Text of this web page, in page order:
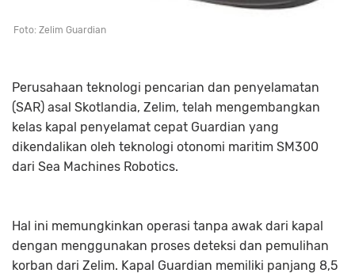
Foto: Zelim Guardian
Perusahaan teknologi pencarian dan penyelamatan
(SAR) asal Skotlandia, Zelim, telah mengembangkan
kelas kapal penyelamat cepat Guardian yang
dikendalikan oleh teknologi otonomi maritim SM300
dari Sea Machines Robotics.
Hal ini memungkinkan operasi tanpa awak dari kapal
dengan menggunakan proses deteksi dan pemulihan
korban dari Zelim. Kapal Guardian memiliki panjang 8,5